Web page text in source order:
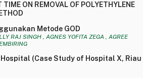
ON REMOVAL OF POLYETHYLENE
Metode GOD
RAJ SINGH , AGNES YOFITA ZEGA , AGREE
(Case Study of Hospital X, Riau